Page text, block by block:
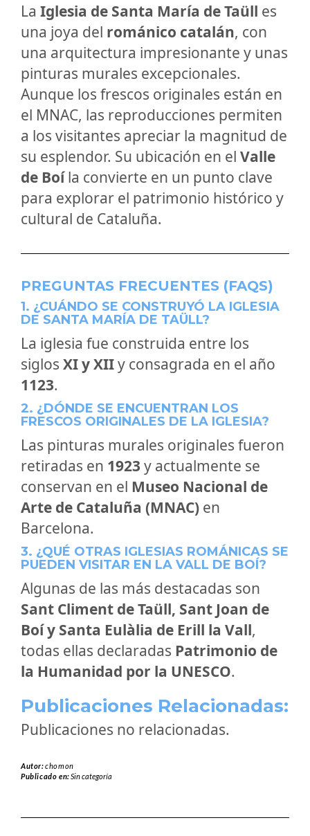
La Iglesia de Santa María de Taüll es
una joya del románico catalán, con
una arquitectura impresionante y unas
pinturas murales excepcionales.
Aunque los frescos originales están en
el MNAC, las reproducciones permiten
a los visitantes apreciar la magnitud de
su esplendor. Su ubicación en el Valle
de Boíla convierte en un punto clave
para explorar el patrimonio histórico y
cultural de Cataluña.
PREGUNTAS FRECUENTES (FAQS)
1. ¿CUÁNDO SE CONSTRUYÓ LA IGLESIA
DE SANTA MARÍA DE TAÜLL?
La iglesia fue construida entre los
siglos XI y XIIy consagrada en el año
1123.
2. ¿DÓNDE SE ENCUENTRAN LOS
FRESCOS ORIGINALES DE LA IGLESIA?
Las pinturas murales originales fueron
retiradas en 1923 y actualmente se
conservan en el Museo Nacional de
Arte de Cataluña (MNAC) en
Barcelona.
3. ¿QUÉ OTRAS IGLESIAS ROMÁNICAS SE
PUEDEN VISITAR EN LA VALL DE BOÍ?
Algunas de las más destacadas son
Sant Climent de Taüll, Sant Joan de
Boí y Santa Eulàlia de Erill la Vall,
todas ellas declaradas Patrimonio de
la Humanidad por la UNESCO.
Publicaciones Relacionadas:
Publicaciones no relacionadas.
Autor:chomon
Publicado en:Sin categoría